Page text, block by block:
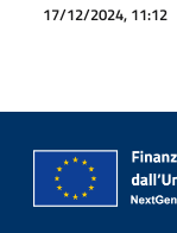
17/12/2024, 11:12